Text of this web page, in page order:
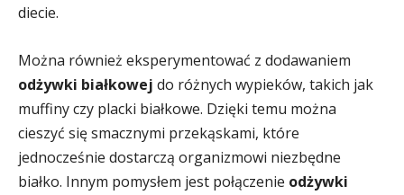
diecie.
Można również eksperymentować z dodawaniem
odżywki białkowej do różnych wypieków, takich jak
muffiny czy placki białkowe. Dzięki temu można
cieszyć się smacznymi przekąskami, które
jednocześnie dostarczą organizmowi niezbędne
białko. Innym pomysłem jest połączenie odżywki